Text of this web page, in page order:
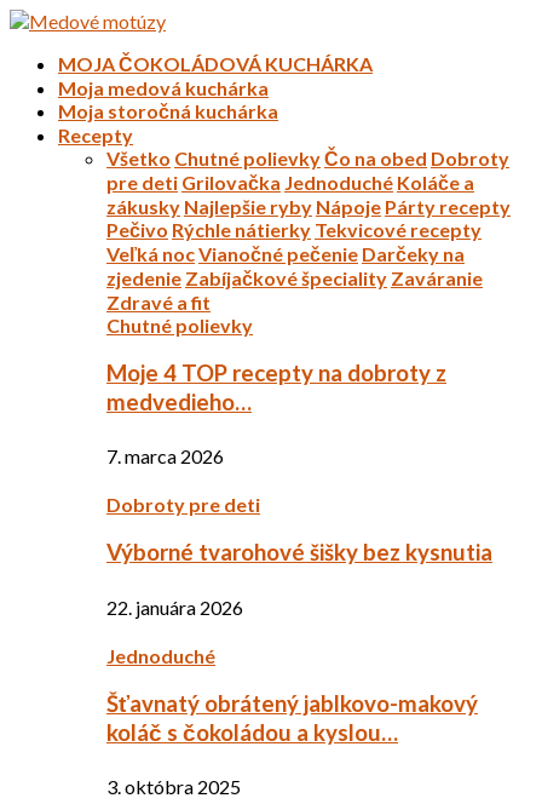
MOJA ČOKOLÁDOVÁ KUCHÁRKA
Moja medová kuchárka
Moja storočná kuchárka
Recepty
Všetko Chutné polievkyČo na obed Dobroty
pre deti Grilovačka Jednoduché Koláče a
zákusky Najlepšie ryby Nápoje Párty recepty
Pečivo Rýchle nátierky Tekvicové recepty
Veľká nocVianočné pečenie Darčeky na
zjedenie Zabíjačkové špeciality Zaváranie
Zdravé a fit
Chutné polievky
Moje 4 TOP recepty na dobroty z
medvedieho…
7. marca 2026
Dobroty pre deti
Výborné tvarohové šišky bez kysnutia
22. januára 2026
Jednoduché
Šťavnatý obrátený jablkovo-makový
koláč s čokoládou a kyslou…
3. októbra 2025